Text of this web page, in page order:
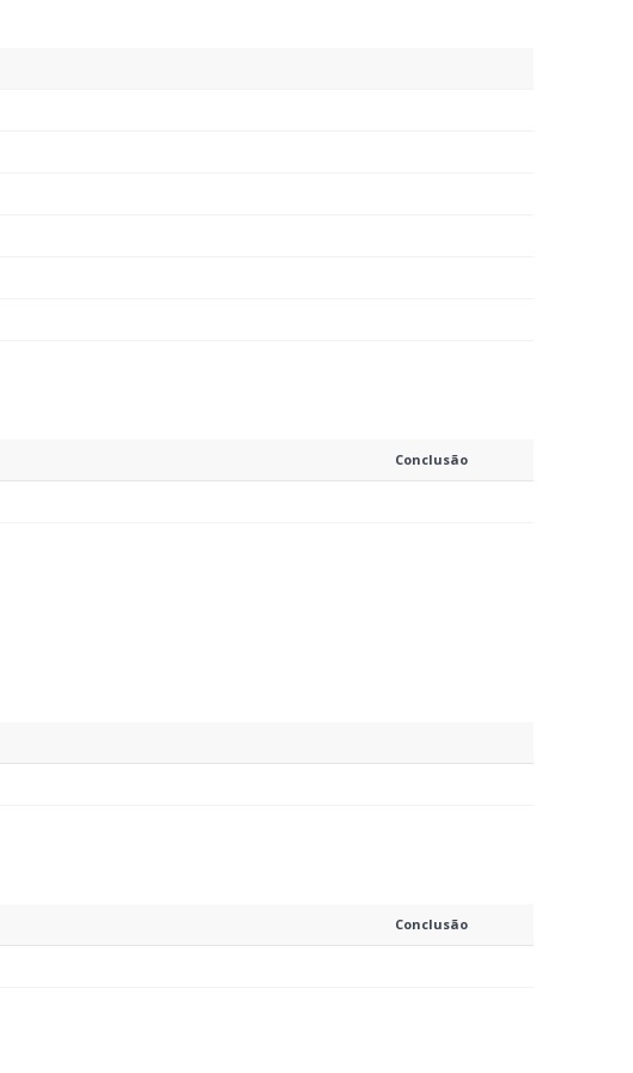
Conclusão
Conclusão